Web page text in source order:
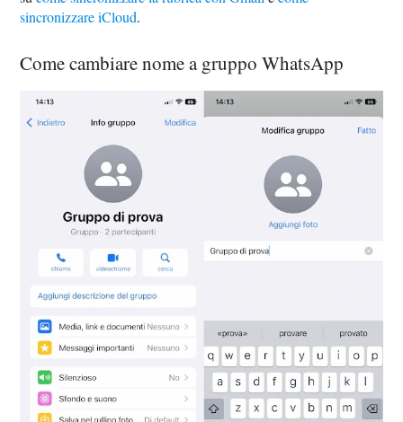
sincronizzare iCloud.
Come cambiare nome a gruppo WhatsApp